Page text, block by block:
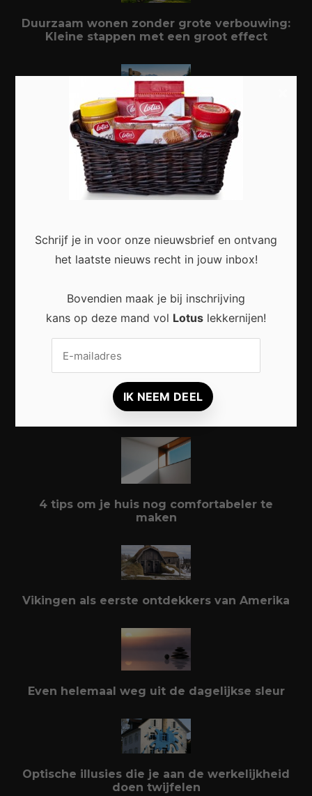
Duurzaam wonen zonder grote verbouwing:
Kleine stappen met een groot effect
Duurzaam reizen: zo beleef je meer met
minder impact
Waarom een digitale betaalgewoonte helpt
om meer overzicht over je geld te krijgen
wordt in een wereld vol meldingen
4 tips om je huis nog comfortabeler te
maken
Vikingen als eerste ontdekkers van Amerika
Even helemaal weg uit de dagelijkse sleur
Optische illusies die je aan de werkelijkheid
doen twijfelen
Schrijf je in voor onze nieuwsbrief en ontvang
het laatste nieuws recht in jouw inbox!
Bovendien maak je bij inschrijving
kans op deze mand vol Lotus lekkernijen!